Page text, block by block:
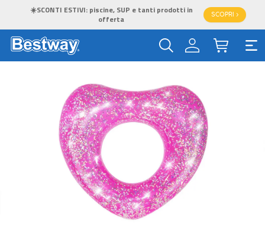
☀️SCONTI ESTIVI: piscine, SUP e tanti prodotti in
offerta
SCOPRI >